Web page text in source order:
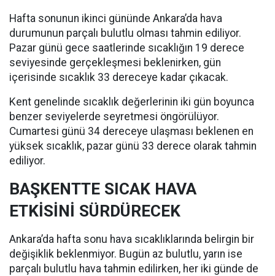
Hafta sonunun ikinci gününde Ankara’da hava
durumunun parçalı bulutlu olması tahmin ediliyor.
Pazar günü gece saatlerinde sıcaklığın 19 derece
seviyesinde gerçekleşmesi beklenirken, gün
içerisinde sıcaklık 33 dereceye kadar çıkacak.
Kent genelinde sıcaklık değerlerinin iki gün boyunca
benzer seviyelerde seyretmesi öngörülüyor.
Cumartesi günü 34 dereceye ulaşması beklenen en
yüksek sıcaklık, pazar günü 33 derece olarak tahmin
ediliyor.
BAŞKENTTE SICAK HAVA
ETKİSİNİ SÜRDÜRECEK
Ankara’da hafta sonu hava sıcaklıklarında belirgin bir
değişiklik beklenmiyor. Bugün az bulutlu, yarın ise
parçalı bulutlu hava tahmin edilirken, her iki günde de